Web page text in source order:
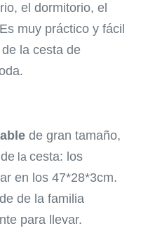
el dormitorio, el
muy práctico y fácil
de la cesta de
de gran tamaño,
de la cesta: los
en los 47*28*3cm.
de la familia
para llevar.